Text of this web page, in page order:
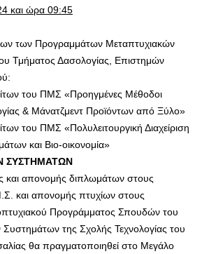
και ώρα 09:45
των Προγραμμάτων Μεταπτυχιακών
Τμήματος Δασολογίας, Επιστημών
του ΠΜΣ «Προηγμένες Μέθοδοι
& Μάνατζμεντ Προϊόντων από Ξύλο»
του ΠΜΣ «Πολυλειτουργική Διαχείριση
και Βιο-οικονομία»
ΣΥΣΤΗΜΑΤΩΝ
και απονομής διπλωμάτων στους
και απονομής πτυχίων στους
Προγράμματος Σπουδών του
της Σχολής Τεχνολογίας του
θα πραγματοποιηθεί στο Μεγάλο